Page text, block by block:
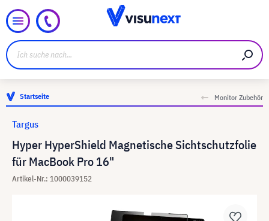
Startseite Monitor Zubehör
Hyper HyperShield Magnetische Sichtschutzfolie
für MacBook Pro 16"
Artikel-Nr.: 1000039152
Targus